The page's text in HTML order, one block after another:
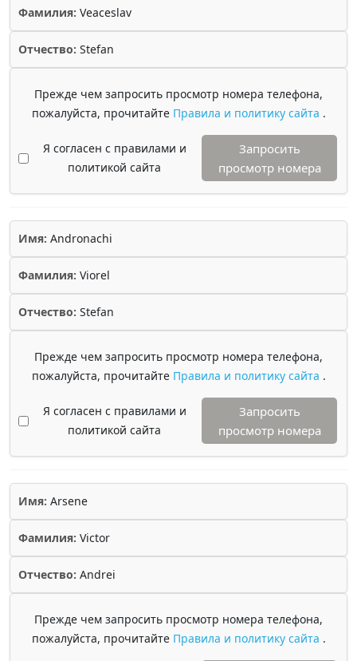
Фамилия: Veaceslav
Отчество: Stefan
Прежде чем запросить просмотр номера телефона,
пожалуйста, прочитайте Правила и политику сайта .
Я согласен с правилами и
политикой сайта
Запросить
просмотр номера
Имя: Andronachi
Фамилия: Viorel
Отчество: Stefan
Прежде чем запросить просмотр номера телефона,
пожалуйста, прочитайте Правила и политику сайта .
Я согласен с правилами и
политикой сайта
Запросить
просмотр номера
Имя: Arsene
Фамилия: Victor
Отчество: Andrei
Прежде чем запросить просмотр номера телефона,
пожалуйста, прочитайте Правила и политику сайта .